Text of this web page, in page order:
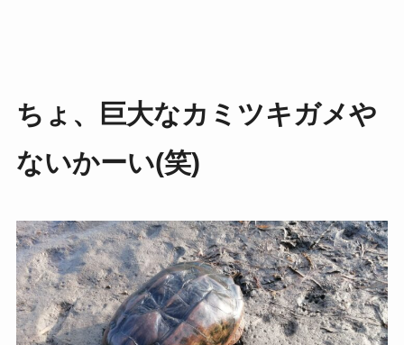
ちょ、
巨大なカミツキガメや
ないかーい(笑)